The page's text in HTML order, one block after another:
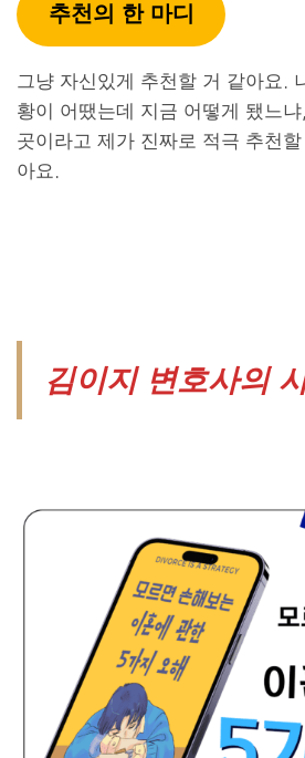
추천의 한 마디​
그냥 자신있게 추천할 거 같아요.
황이 어땠는데 지금 어떻게 됐느
곳이라고 제가 진짜로 적극 추천
아요.
김이지 변호사의